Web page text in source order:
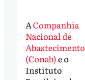
ACompanhia
Nacional de
Abastecimento
(Conab)e o
Instituto